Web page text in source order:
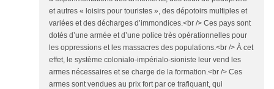
et autres « loisirs pour touristes », des dépotoirs multiples et
variées et des décharges d’immondices.<br /> Ces pays sont
dotés d’une armée et d’une police très opérationnelles pour
les oppressions et les massacres des populations.<br /> À cet
effet, le système colonialo-impérialo-sioniste leur vend les
armes nécessaires et se charge de la formation.<br /> Ces
armes sont vendues au prix fort par ce trafiquant, qui